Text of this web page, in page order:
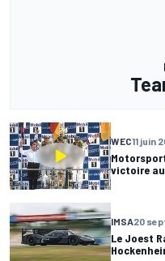
WEC11 juin
victoire
IMSA20
Le Joest